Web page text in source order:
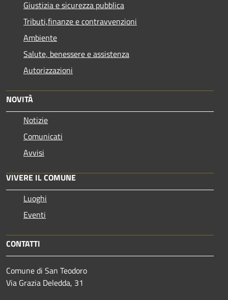
Giustizia e sicurezza pubblica
Tributi,finanze e contravvenzioni
Ambiente
Salute, benessere e assistenza
Autorizzazioni
NOVITÀ
Notizie
Comunicati
Avvisi
VIVERE IL COMUNE
Luoghi
Eventi
CONTATTI
Comune di San Teodoro
Via Grazia Deledda, 31